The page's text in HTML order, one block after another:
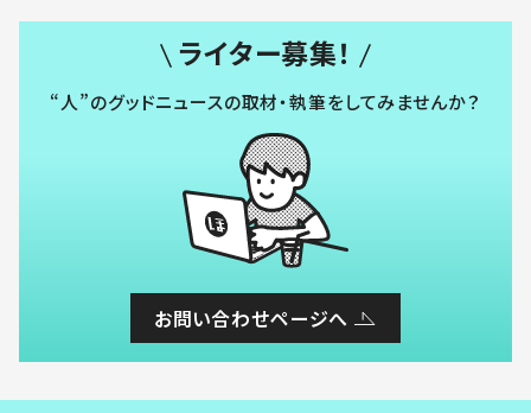
ライター募集！
“人”のグッドニュースの取材・執筆をしてみませんか？
お問い合わせページへ